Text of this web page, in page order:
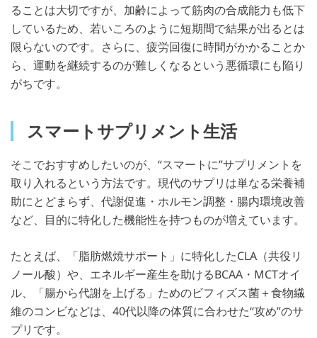
ることは大切ですが、加齢によって筋肉の合成能力も低下
しているため、若いころのように短期間で結果が出るとは
限らないのです。さらに、疲労回復に時間がかかることか
ら、運動を継続するのが難しくなるという悪循環にも陥り
がちです。
スマートサプリメント生活
そこでおすすめしたいのが、“スマートに”サプリメントを
取り入れるという方法です。現代のサプリは単なる栄養補
助にとどまらず、代謝促進・ホルモン調整・腸内環境改善
など、目的に特化した機能性を持つものが増えています。
たとえば、「脂肪燃焼サポート」に特化したCLA（共役リ
ノール酸）や、エネルギー産生を助けるBCAA・MCTオイ
ル、「腸から代謝を上げる」ためのビフィズス菌＋食物繊
維のコンビなどは、40代以降の体質に合わせた“攻め”のサ
プリです。